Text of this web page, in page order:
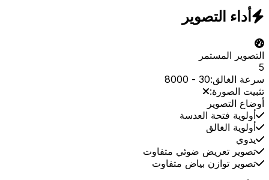
أداء التصوير
التصوير المستمر
5
سرعة الغالق:30
-
8000
تثبيت الصورة:
أوضاع التصوير
أولوية فتحة العدسة
أولوية الغالق
يدوي
تصوير تعريض ضوئي متفاوت
تصوير توازن بياض متفاوت